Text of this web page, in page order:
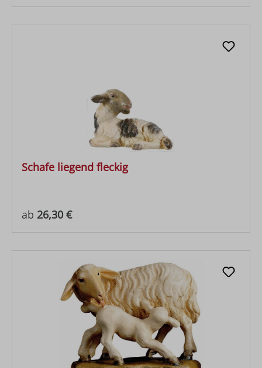
Schafe liegend fleckig
Regulärer Preis:
ab 26,30 €